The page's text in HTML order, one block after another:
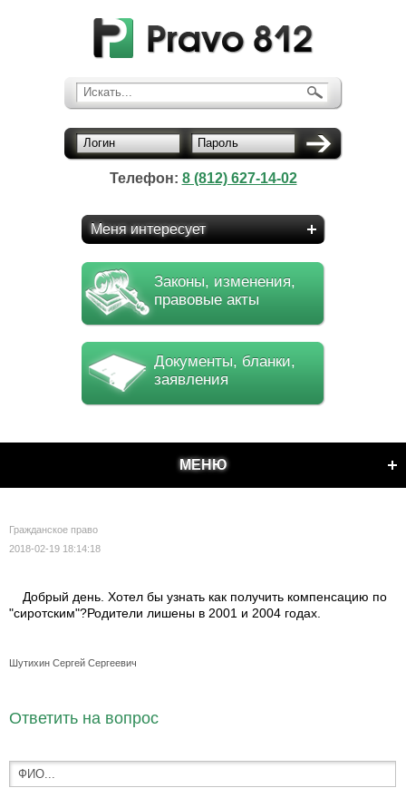
Искать...
Логин Пароль
Телефон: 8 (812) 627-14-02
Меня интересует
Законы, изменения,
правовые акты
Документы, бланки,
заявления
МЕНЮ
Гражданское право
2018-02-19 18:14:18
Добрый день. Хотел бы узнать как получить компенсацию по
"сиротским"?Родители лишены в 2001 и 2004 годах.
Шутихин Сергей Сергеевич
Ответить на вопрос